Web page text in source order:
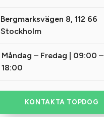
Bergmarksvägen 8, 112 66
Stockholm
Måndag – Fredag | 09:00 –
18:00
KONTAKTA TOPDOG